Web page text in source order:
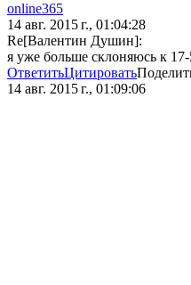
online365
14 авг. 2015 г., 01:04:28
Re[Валентин Душин]:
я уже больше склоняюсь к
ОтветитьЦитировать
14 авг. 2015 г., 01:09:06